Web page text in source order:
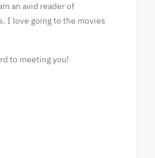
an avid reader of
I love going to the movies
to meeting you!